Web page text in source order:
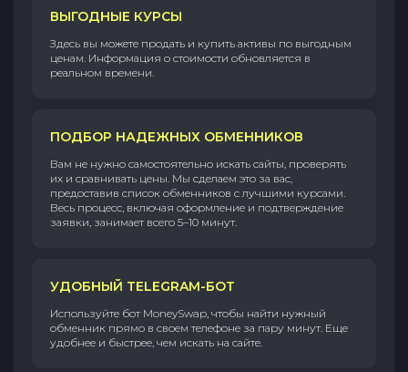
ВЫГОДНЫЕ КУРСЫ
Здесь вы можете продать и купить активы по выгодным
ценам. Информация о стоимости обновляется в
реальном времени.
ПОДБОР НАДЕЖНЫХ ОБМЕННИКОВ
Вам не нужно самостоятельно искать сайты, проверять
их и сравнивать цены. Мы сделаем это за вас,
предоставив список обменников с лучшими курсами.
Весь процесс, включая оформление и подтверждение
заявки, занимает всего 5–10 минут.
УДОБНЫЙ TELEGRAM-БОТ
Используйте бот MoneySwap, чтобы найти нужный
обменник прямо в своем телефоне за пару минут. Еще
удобнее и быстрее, чем искать на сайте.